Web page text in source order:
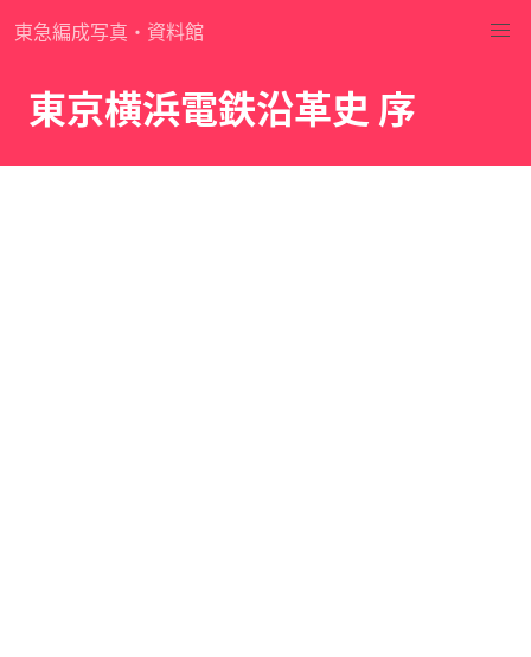
東急編成写真・資料館
東京横浜電鉄沿革史 序